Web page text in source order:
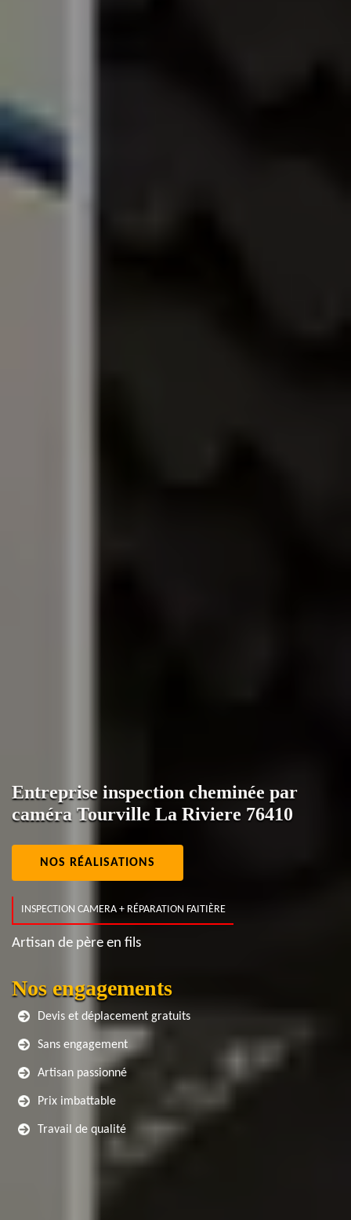
Entreprise inspection cheminée par
caméra Tourville La Riviere 76410
NOS RÉALISATIONS
INSPECTION CAMERA + RÉPARATION FAITIÈRE
Artisan de père en fils
Nos engagements
Devis et déplacement gratuits
Sans engagement
Artisan passionné
Prix imbattable
Travail de qualité